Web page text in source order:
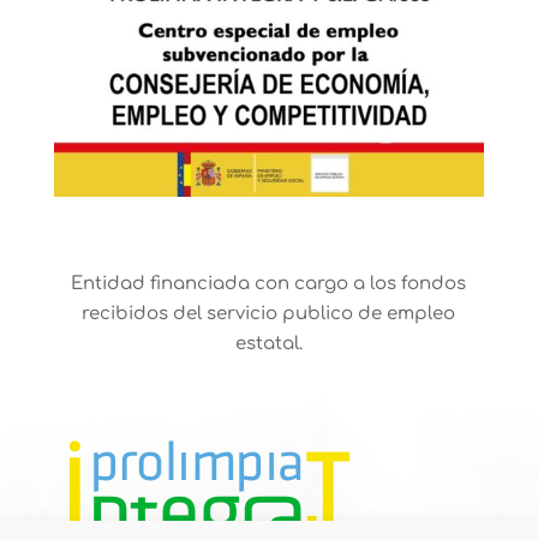
Entidad financiada con cargo a los fondos
recibidos del servicio publico de empleo
estatal.